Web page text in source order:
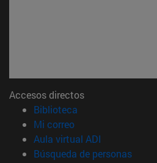
Accesos directos
Biblioteca
Mi correo(abre en nueva
Aula virtual ADI
Búsqueda de personas(abre